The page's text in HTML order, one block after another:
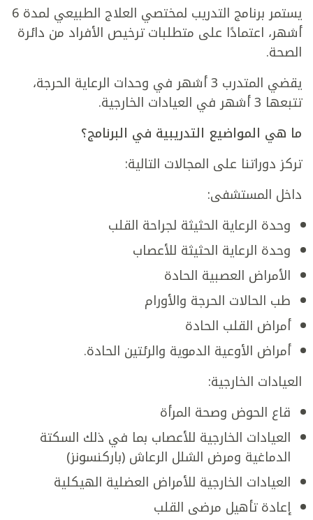
يستمر برنامج التدريب لمختصي العلاج الطبيعي لمدة 6
أشهر، اعتمادًا على متطلبات ترخيص الأفراد من دائرة
الصحة.
يقضي المتدرب 3 أشهر في وحدات الرعاية الحرجة،
تتبعها 3 أشهر في العيادات الخارجية.
ما هي المواضيع التدريبية في البرنامج؟
تركز دوراتنا على المجالات التالية:
داخل المستشفى:
وحدة الرعاية الحثيثة لجراحة القلب
وحدة الرعاية الحثيثة للأعصاب
الأمراض العصبية الحادة
طب الحالات الحرجة والأورام
أمراض القلب الحادة
أمراض الأوعية الدموية والرئتين الحادة.
العيادات الخارجية:
قاع الحوض وصحة المرأة
العيادات الخارجية للأعصاب بما في ذلك السكتة
الدماغية ومرض الشلل الرعاش (باركنسونز)
العيادات الخارجية للأمراض العضلية الهيكلية
إعادة تأهيل مرضى القلب